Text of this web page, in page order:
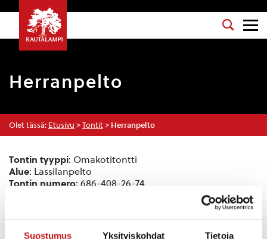
Suostumus Yksityiskohdat Tietoja
Herranpelto
Olet tässä: Etusivu > Tontit > Herranpelto
Tontin tyyppi: Omakotitontti
Alue: Lassilanpelto
Tontin numero: 686-408-26-74
Osoite: Herranpolku, Rautalampi, Suomi